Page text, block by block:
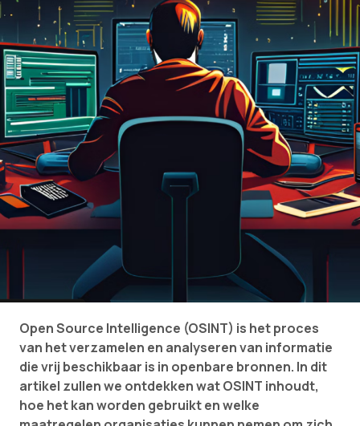
Open Source Intelligence (OSINT) is het proces
van het verzamelen en analyseren van informatie
die vrij beschikbaar is in openbare bronnen. In dit
artikel zullen we ontdekken wat OSINT inhoudt,
hoe het kan worden gebruikt en welke